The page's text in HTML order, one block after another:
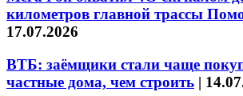
километров главной трассы
17.07.2026
ВТБ: заёмщики стали чаще
частные дома, чем строить |